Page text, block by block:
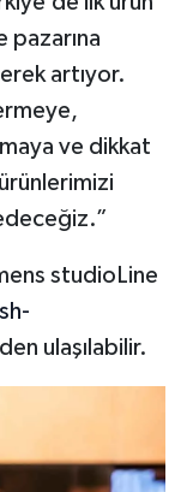
pazarına
artıyor.
ve dikkat
studioLine
ulaşılabilir.